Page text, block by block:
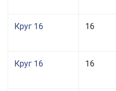
Круг 16 16
Круг 16 16